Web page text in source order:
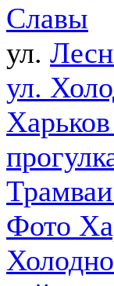
Славы
ул.
ул.
Фото